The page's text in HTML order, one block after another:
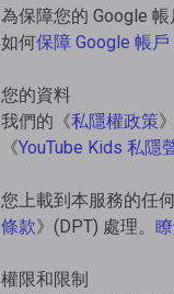
為保障您的 Google
如何保障 Google 帳戶
您的資料
我們的《私隱權政策
《YouTube Kids 私隱
您上載到本服務的任
條款》(DPT) 處理。
權限和限制